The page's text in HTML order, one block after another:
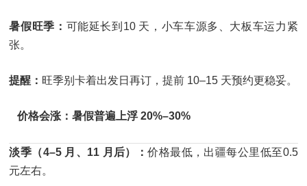
暑假旺季： 可能延长到10 天，小车车源多、大板车运力紧
张。
提醒： 旺季别卡着出发日再订，提前 10–15 天预约更稳妥。
价格会涨：暑假普遍上浮 20%–30%
淡季（4–5 月、11 月后）：价格最低，出疆每公里低至0.5
元左右。